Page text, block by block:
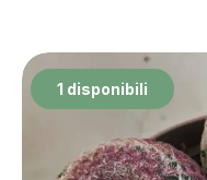
1 disponibili